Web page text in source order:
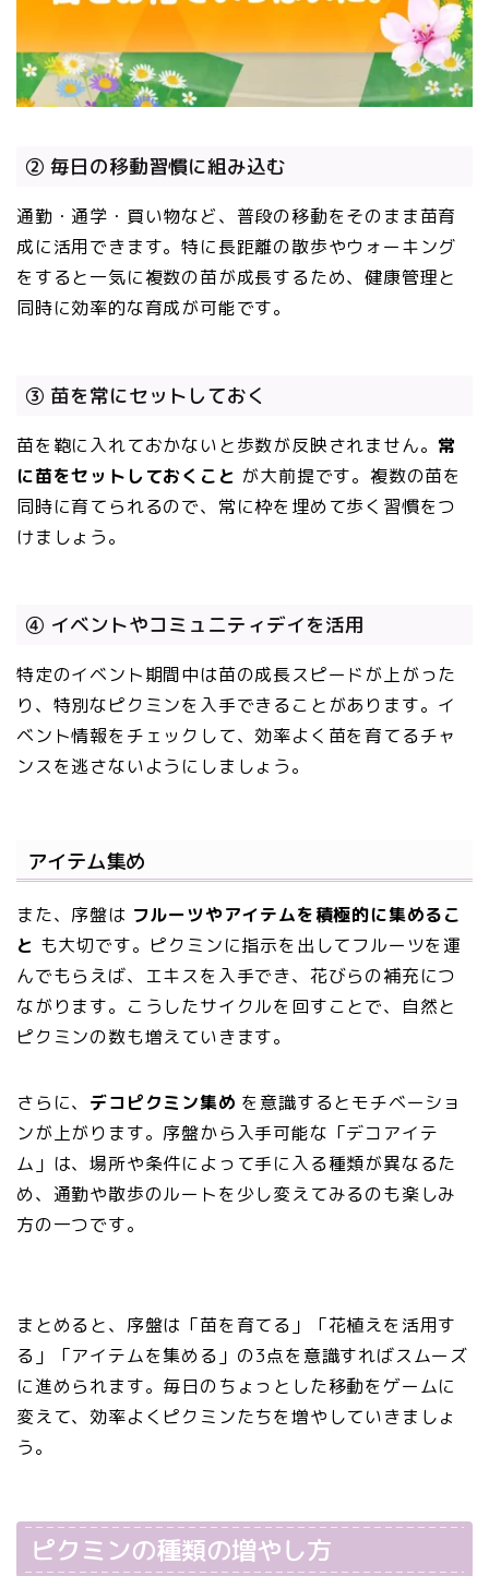
② 毎日の移動習慣に組み込む
通勤・通学・買い物など、普段の移動をそのまま苗育
成に活用できます。特に長距離の散歩やウォーキング
をすると一気に複数の苗が成長するため、健康管理と
同時に効率的な育成が可能です。
③ 苗を常にセットしておく
苗を鞄に入れておかないと歩数が反映されません。 常
に苗をセットしておくこと が大前提です。複数の苗を
同時に育てられるので、常に枠を埋めて歩く習慣をつ
けましょう。
④ イベントやコミュニティデイを活用
特定のイベント期間中は苗の成長スピードが上がった
り、特別なピクミンを入手できることがあります。イ
ベント情報をチェックして、効率よく苗を育てるチャ
ンスを逃さないようにしましょう。
アイテム集め
また、序盤は フルーツやアイテムを積極的に集めるこ
と も大切です。ピクミンに指示を出してフルーツを運
んでもらえば、エキスを入手でき、花びらの補充につ
ながります。こうしたサイクルを回すことで、自然と
ピクミンの数も増えていきます。
さらに、 デコピクミン集め を意識するとモチベーショ
ンが上がります。序盤から入手可能な「デコアイテ
ム」は、場所や条件によって手に入る種類が異なるた
め、通勤や散歩のルートを少し変えてみるのも楽しみ
方の一つです。
まとめると、序盤は「苗を育てる」「花植えを活用す
る」「アイテムを集める」の3点を意識すればスムーズ
に進められます。毎日のちょっとした移動をゲームに
変えて、効率よくピクミンたちを増やしていきましょ
う。
ピクミンの種類の増やし方